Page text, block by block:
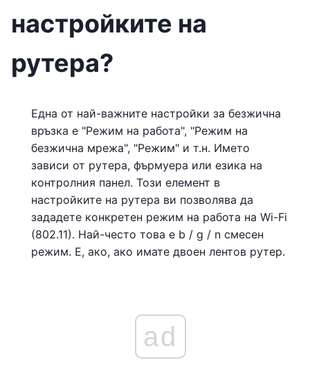
настройките на
рутера?
Една от най-важните настройки за безжична
връзка е "Режим на работа", "Режим на
безжична мрежа", "Режим" и т.н. Името
зависи от рутера, фърмуера или езика на
контролния панел. Този елемент в
настройките на рутера ви позволява да
зададете конкретен режим на работа на Wi-Fi
(802.11). Най-често това е b / g / n смесен
режим. Е, ако, ако имате двоен лентов рутер.
ad